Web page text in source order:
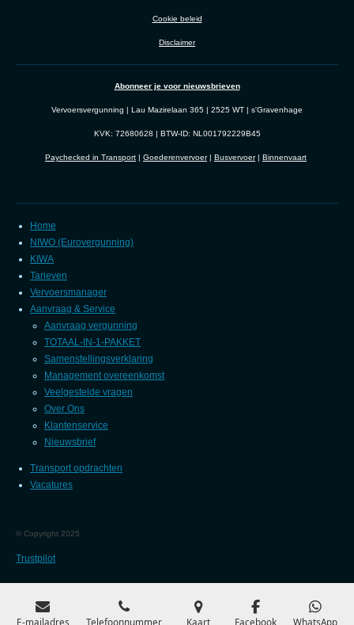
Cookie beleid
Disclaimer
Abonneer je voor nieuwsbrieven
Vervoersvergunning | Lau Mazirelaan 365 | 2525 WT | s'Gravenhage
KVK: 72680628 | BTW-ID: NL001792229B45
Paychecked in Transport | Goederenvervoer| Busvervoer| Binnenvaart
Home
NIWO (Eurovergunning)
KIWA
Tarieven
Vervoersmanager
Aanvraag & Service
Aanvraag vergunning
TOTAAL-IN-1-PAKKET
Samenstellingsverklaring
Management overeenkomst
Veelgestelde vragen
Over Ons
Klantenservice
Nieuwsbrief
Transport opdrachten
Vacatures
© Copyright 2025
Trustpilot
E-mailadres Telefoonnummer Kaart Facebook WhatsApp